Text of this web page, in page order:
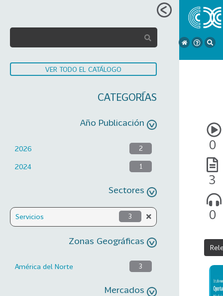
VER TODO EL CATÁLOGO
CATEGORÍAS
Año Publicación
2026 2
2024 1
Sectores
Servicios 3
Zonas Geográficas
América del Norte 3
Mercados
0
3
0